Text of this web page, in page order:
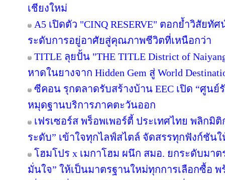
เชียงใหม่
A5 เปิดตัว "CINQ RESERVE" ตอกย้ำวิสัยทัศ
ระดับการอยู่อาศัยสู่คุณภาพชีวิตที่เหนือกว่า
TITLE ลุยปั้น "THE TITLE District of
หาดในยางจาก Hidden Gem สู่ World
ซีคอน รุกตลาดรับสร้างบ้าน EEC เปิด “ศูน
หมุดฐานบริการภาคตะวันออก
เฟรเซอร์ส พร็อพเพอร์ตี้ ประเทศไทย พลิกมิ
ระดับ” เข้าใจทุกไลฟ์สไตล์ จัดสรรทุกฟังก์ชัน
โฮมโปร x เมกาโฮม ผนึก สมอ. ยกระดับมา
มั่นใจ” ให้เป็นมาตรฐานใหม่ทุกการเลือกซื้อ